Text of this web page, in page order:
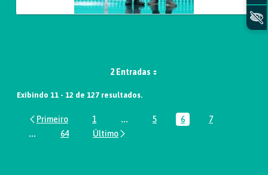
2 Entradas
Exibindo 11 - 12 de 127 resultados.
Página
1 ...Páginas intermediárias Usar ABA
Página
5 Página
6 Página
7
...Páginas intermediárias Usar ABA para navegar.
Página
64